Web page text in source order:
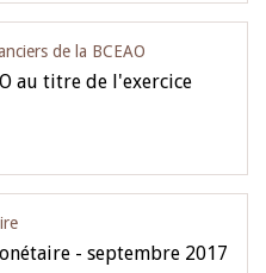
de la BCEAO
au titre de l'exercice
- septembre 2017